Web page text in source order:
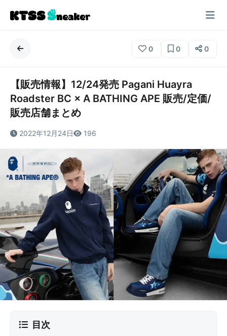
0 0 0
【販売情報】12/24発売 Pagani Huayra
Roadster BC × A BATHING APE 販売/定価/
販売店舗まとめ
2022年12月24日 196
目次